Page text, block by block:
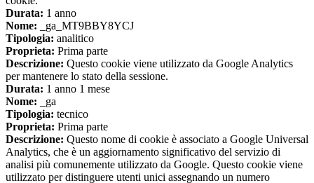
Durata: 1 anno
Nome: _ga_MT9BBY8YCJ
Tipologia: analitico
Proprieta: Prima parte
Descrizione: Questo cookie viene utilizzato da Google Analytics
per mantenere lo stato della sessione.
Durata: 1 anno 1 mese
Nome: _ga
Tipologia: tecnico
Proprieta: Prima parte
Descrizione: Questo nome di cookie è associato a Google Universal
Analytics, che è un aggiornamento significativo del servizio di
analisi più comunemente utilizzato da Google. Questo cookie viene
utilizzato per distinguere utenti unici assegnando un numero